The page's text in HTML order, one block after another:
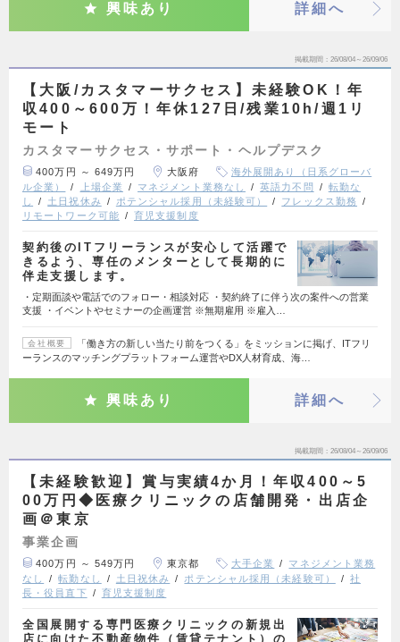
興味あり 詳細へ
掲載期間 26/08/04～26/09/06
【大阪/カスタマーサクセス】未経験OK！年
収400～600万！年休127日/残業10h/週1リ
モート
カスタマーサクセス・サポート・ヘルプデスク
400万円 ～ 649万円 大阪府
海外展開あり（日系グローバ
ル企業）
上場企業 マネジメント業務なし 英語力不問
転勤な
し
土日祝休み ポテンシャル採用（未経験可）
フレックス勤務
リモートワーク可能
育児支援制度
契約後のITフリーランスが安心して活躍で
きるよう、専任のメンターとして長期的に
伴走支援します。
・定期面談や電話でのフォロー・相談対応 ・契約終了に伴う次の案件への営業
支援 ・イベントやセミナーの企画運営 ※無期雇用 ※雇入…
会社概要
「働き方の新しい当たり前をつくる」をミッションに掲げ、ITフリ
ーランスのマッチングプラットフォーム運営やDX人材育成、海…
興味あり 詳細へ
掲載期間 26/08/04～26/09/06
【未経験歓迎】賞与実績4か月！年収400～5
00万円◆医療クリニックの店舗開発・出店企
画＠東京
事業企画
400万円 ～ 549万円 東京都 大手企業
マネジメント業務
なし
転勤なし 土日祝休み ポテンシャル採用（未経験可）
社
長・役員直下
育児支援制度
全国展開する専門医療クリニックの新規出
店に向けた不動産物件（賃貸テナント）の